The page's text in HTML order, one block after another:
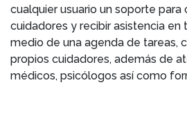
cualquier usuario un soporte para
cuidadores y recibir asistencia
medio de una agenda de tareas,
propios cuidadores, además de
médicos, psicólogos así como